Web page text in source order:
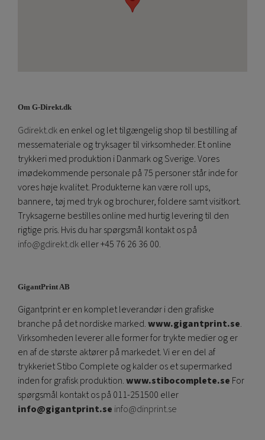
Om G-Direkt.dk
Gdirekt.dken enkel og let tilgængelig shop til bestilling af
messemateriale og tryksager til virksomheder. Et online
trykkeri med produktion i Danmark og Sverige. Vores
imødekommende personale på 75 personer står inde for
vores høje kvalitet. Produkterne kan være roll ups,
bannere, tøj med tryk og brochurer, foldere samt visitkort.
Tryksagerne bestilles online med hurtig levering til den
rigtige pris. Hvis du har spørgsmål kontakt os på
info@gdirekt.dkeller +45 76 26 36 00.
GigantPrint AB
Gigantprint er en komplet leverandør i den grafiske
branche på det nordiske marked.www.gigantprint.se.
Virksomheden leverer alle former for trykte medier og er
en af ​​de største aktører på markedet. Vi er en del af
trykkeriet Stibo Complete og kalder os et supermarked
inden for grafisk produktion.www.stibocomplete.se For
spørgsmål kontakt os på 011-251500 eller
info@gigantprint.se info@dinprint.se